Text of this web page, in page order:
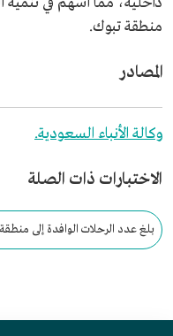
منطقة تبوك.
المصادر
وكالة الأنباء السعودية.
الاختبارات ذات الصلة
بلغ عدد الرحلات الوافدة إلى منطقة